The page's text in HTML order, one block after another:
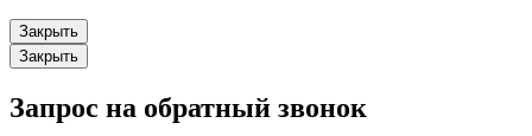
Закрыть
Закрыть
Запрос на обратный звонок